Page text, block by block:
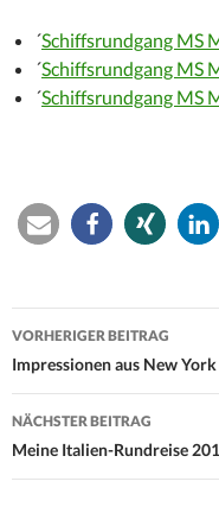
´Schiffsrundgang MS
´Schiffsrundgang MS
´Schiffsrundgang MS
Beitrags-
Navigation
VORHERIGER BEITRAG
Impressionen aus New York
NÄCHSTER BEITRAG
Meine Italien-Rundreise